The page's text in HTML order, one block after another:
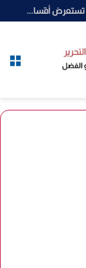
ضمن مبادرة “اعرف كليتك”.. جامعة دمنهور تستعرض أقسام وبرامج كلية الحاسبات والمعلومات